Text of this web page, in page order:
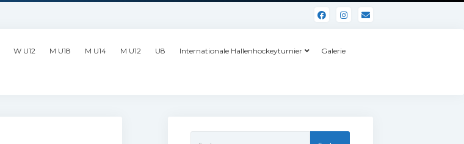
W U12 M U18 M U14 M U12 U8 Internationale Hallenhockeyturnier Galerie